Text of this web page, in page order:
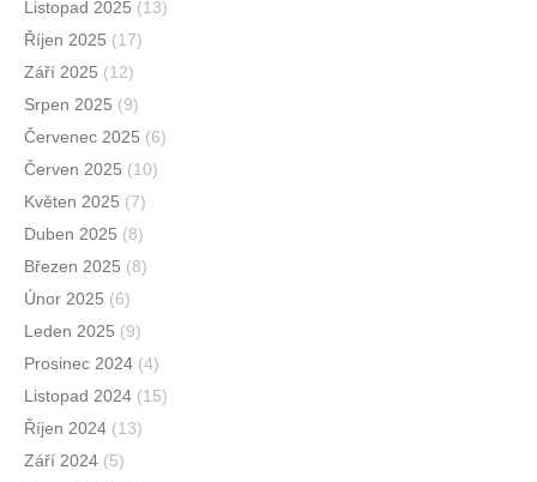
Listopad 2025 (13)
Říjen 2025 (17)
Září 2025 (12)
Srpen 2025 (9)
Červenec 2025 (6)
Červen 2025 (10)
Květen 2025 (7)
Duben 2025 (8)
Březen 2025 (8)
Únor 2025 (6)
Leden 2025 (9)
Prosinec 2024 (4)
Listopad 2024 (15)
Říjen 2024 (13)
Září 2024 (5)